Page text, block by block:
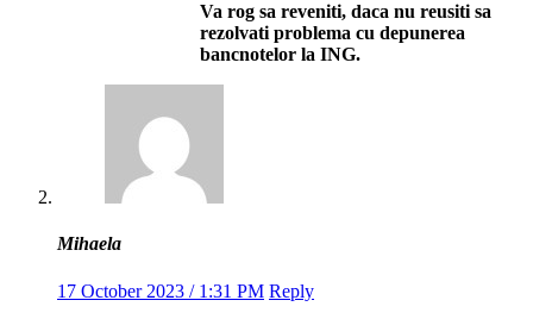
Va rog sa reveniti, daca nu reusiti sa
rezolvati problema cu depunerea
bancnotelor la ING.
Mihaela
17 October 2023 / 1:31 PM Reply